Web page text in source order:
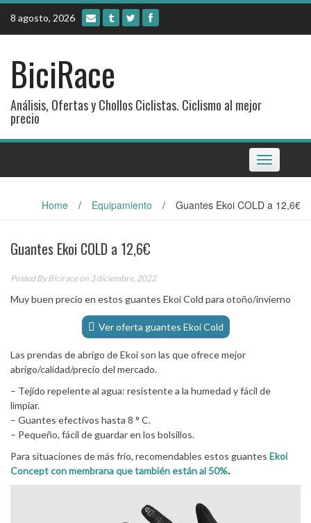
Skip
content
8 agosto, 2026
BiciRace
Análisis, Ofertas y Chollos Ciclistas. Ciclismo al mejor
precio
Toggle
navigation
Home / Equipamiento / Guantes Ekoi COLD a 12,6€
Guantes Ekoi COLD a 12,6€
Posted ByBiciraceon 3 diciembre, 2022
Muy buen precio en estos guantes Ekoi Cold para otoño/invierno
Ver oferta guantes Ekoi Cold
Las prendas de abrigo de Ekoi son las que ofrece mejor
abrigo/calidad/precio del mercado.
– Tejido repelente al agua: resistente a la humedad y fácil de
limpiar.
– Guantes efectivos hasta 8 ° C.
– Pequeño, fácil de guardar en los bolsillos.
Para situaciones de más frío, recomendables estos guantes Ekoi
Concept con membrana que también están al 50%.